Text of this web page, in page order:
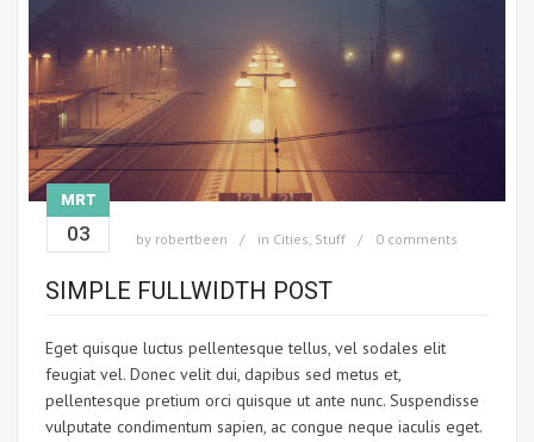
MRT
03 by robertbeen in Cities Stuff 0 comments
SIMPLE FULLWIDTH POST
Eget quisque luctus pellentesque tellus, vel sodales elit
feugiat vel. Donec velit dui, dapibus sed metus et,
pellentesque pretium orci quisque ut ante nunc. Suspendisse
vulputate condimentum sapien, ac congue neque iaculis eget.